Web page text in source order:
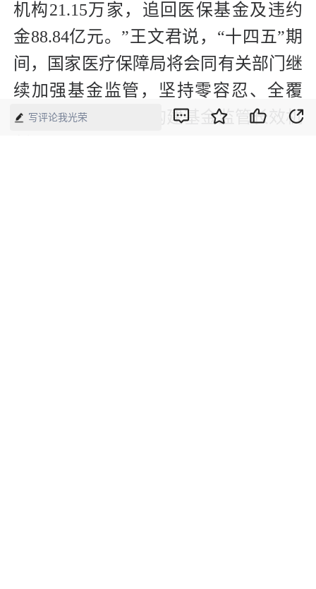
机构21.15万家，追回医保基金及违约
金88.84亿元。”王文君说，“十四五”期
间，国家医疗保障局将会同有关部门继
续加强基金监管，坚持零容忍、全覆
盖、无死角，着力构建基金监管长效机
写评论我光荣